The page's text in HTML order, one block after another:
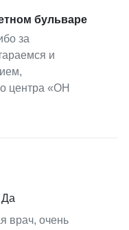
бульваре
за
и
центра «ОН
Да
врач, очень